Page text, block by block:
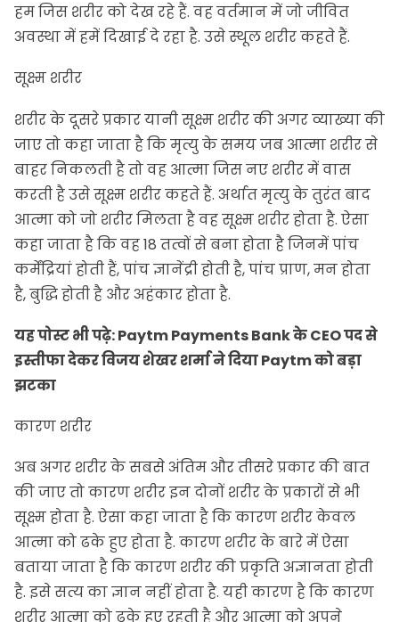
हम जिस शरीर को देख रहे हैं. वह वर्तमान में जो जीवित
अवस्था में हमें दिखाई दे रहा है. उसे स्थूल शरीर कहते हैं.
सूक्ष्म शरीर
शरीर के दूसरे प्रकार यानी सूक्ष्म शरीर की अगर व्याख्या की
जाए तो कहा जाता है कि मृत्यु के समय जब आत्मा शरीर से
बाहर निकलती है तो वह आत्मा जिस नए शरीर में वास
करती है उसे सूक्ष्म शरीर कहते हैं. अर्थात मृत्यु के तुरंत बाद
आत्मा को जो शरीर मिलता है वह सूक्ष्म शरीर होता है. ऐसा
कहा जाता है कि वह 18 तत्वों से बना होता है जिनमें पांच
कर्मेंद्रियां होती हैं, पांच ज्ञानेंद्री होती है, पांच प्राण, मन होता
है, बुद्धि होती है और अहंकार होता है.
यह पोस्ट भी पढ़े:Paytm Payments Bank के CEO पद से
इस्तीफा देकर विजय शेखर शर्मा ने दिया Paytm को बड़ा
झटका
कारण शरीर
अब अगर शरीर के सबसे अंतिम और तीसरे प्रकार की बात
की जाए तो कारण शरीर इन दोनों शरीर के प्रकारों से भी
सूक्ष्म होता है. ऐसा कहा जाता है कि कारण शरीर केवल
आत्मा को ढके हुए होता है. कारण शरीर के बारे में ऐसा
बताया जाता है कि कारण शरीर की प्रकृति अज्ञानता होती
है. इसे सत्य का ज्ञान नहीं होता है. यही कारण है कि कारण
शरीर आत्मा को ढके हुए रहती है और आत्मा को अपने